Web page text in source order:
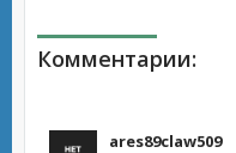
Комментарии:
ares89claw509